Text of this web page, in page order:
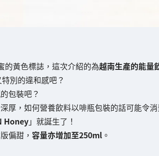
的黃色標誌，這次介紹的為越南生產的能量
別的違和感吧？
包裝吧？
厚，如何營養飲料以啡瓶包裝的話可能令
Honey」就誕生了！
偏甜， 容量亦增加至250ml。